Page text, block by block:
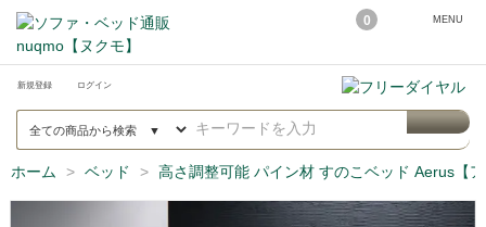
0 MENU
新規登録 ログイン
ホーム ベッド 高さ調整可能 パイン材 すのこベッド Aerus【